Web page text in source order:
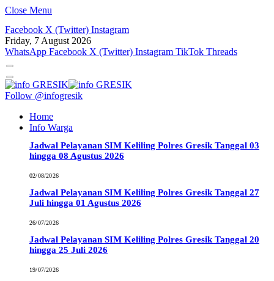
Close Menu
Facebook X (Twitter) Instagram
Friday, 7 August 2026
WhatsApp Facebook X (Twitter) Instagram TikTok Threads
Follow @infogresik
Home
Info Warga
Jadwal Pelayanan SIM Keliling Polres Gresik Tanggal 03
hingga 08 Agustus 2026
02/08/2026
Jadwal Pelayanan SIM Keliling Polres Gresik Tanggal 27
Juli hingga 01 Agustus 2026
26/07/2026
Jadwal Pelayanan SIM Keliling Polres Gresik Tanggal 20
hingga 25 Juli 2026
19/07/2026